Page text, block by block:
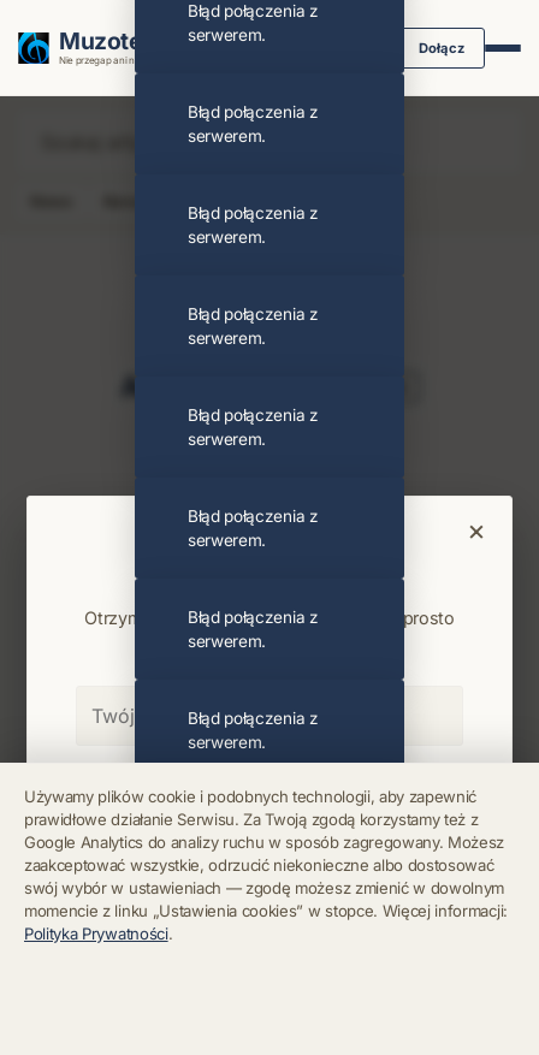
Muzoteka.pl
Nie przegap ani nuty dzięki powiadomieniom
Dołącz
Album
Adam Wakeman
PODOBNI ARTYŚCI
Używamy plików cookie i podobnych technologii, aby zapewnić
prawidłowe działanie Serwisu. Za Twoją zgodą korzystamy też z
Google Analytics do analizy ruchu w sposób zagregowany. Możesz
zaakceptować wszystkie, odrzucić niekonieczne albo dostosować
swój wybór w ustawieniach — zgodę możesz zmienić w dowolnym
momencie z linku „Ustawienia cookies” w stopce. Więcej informacji:
Polityka Prywatności.
×
Otrzymuj info o koncertach i premierach prosto
na maila. Zero spamu.
Zapisz się
Chcę się wypisać z newslettera
Błąd połączenia z
serwerem.
Błąd połączenia z
serwerem.
Błąd połączenia z
serwerem.
Błąd połączenia z
serwerem.
Błąd połączenia z
serwerem.
Błąd połączenia z
serwerem.
Błąd połączenia z
serwerem.
Błąd połączenia z
serwerem.
Błąd połączenia z
serwerem.
Błąd połączenia z